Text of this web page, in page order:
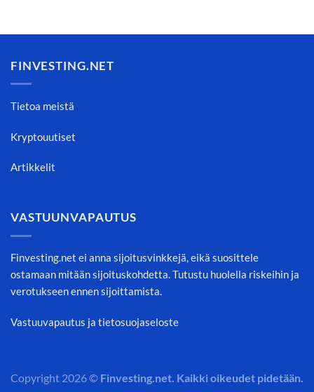
FINVESTING.NET
Tietoa meistä
Kryptouutiset
Artikkelit
VASTUUNVAPAUTUS
Finvesting.net ei anna sijoitusvinkkejä, eikä suosittele
ostamaan mitään sijoituskohdetta. Tutustu huolella riskeihin ja
verotukseen ennen sijoittamista.
Vastuuvapautus ja tietosuojaseloste
Copyright 2026 © Finvesting.net. Kaikki oikeudet pidetään.